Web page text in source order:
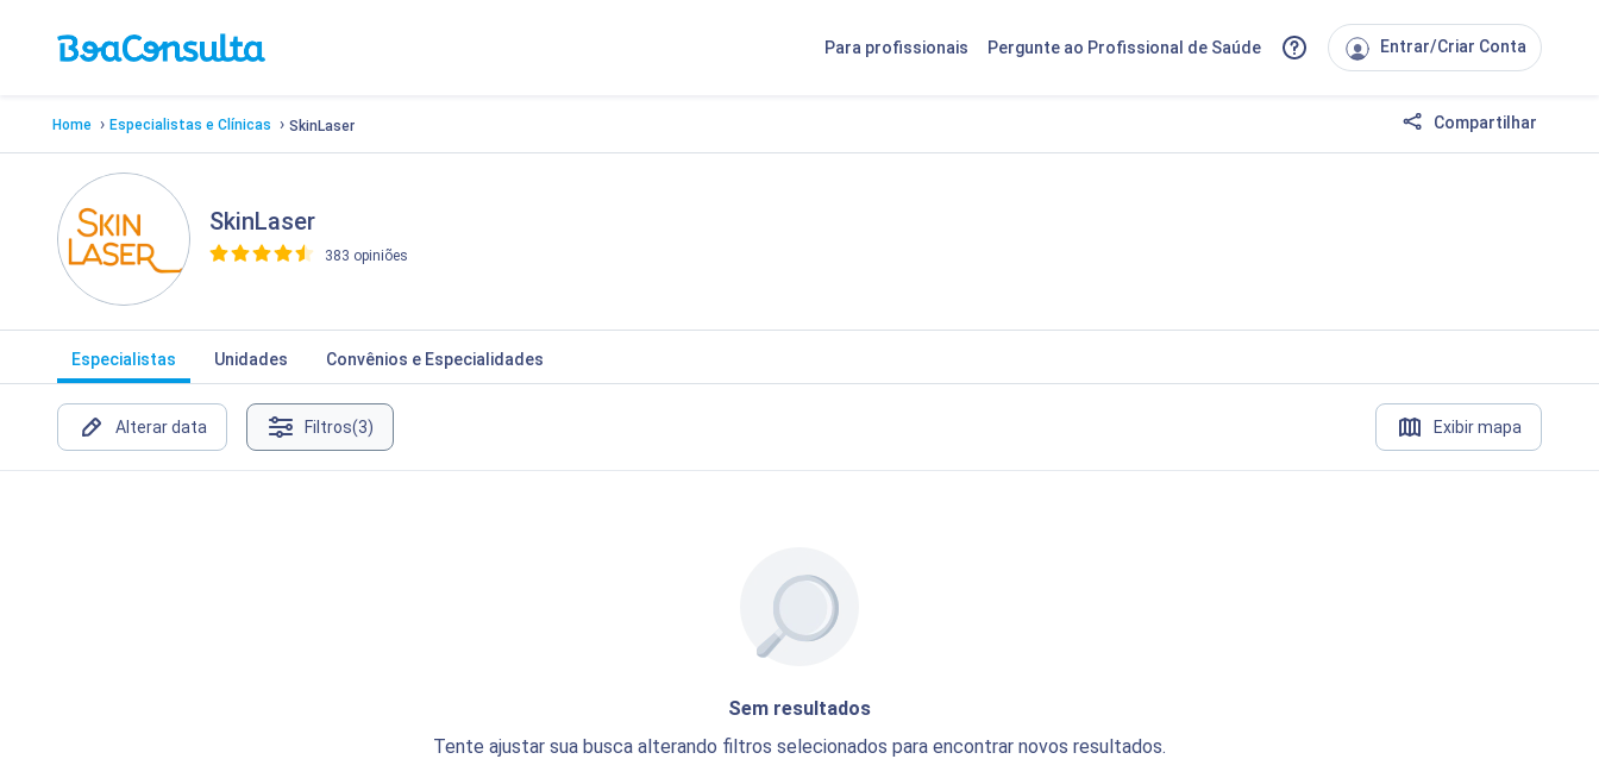
Para profissionais Pergunte ao Profissional de Saúde Entrar/Criar Conta
Home › Especialistas e Clínicas › SkinLaser Compartilhar
SkinLaser
383 opiniões
Especialistas Unidades Convênios e Especialidades
Alterar data Filtros(3) Exibir mapa
Sem resultados
Tente ajustar sua busca alterando filtros selecionados para encontrar novos resultados.